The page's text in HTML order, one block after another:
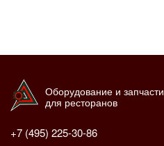
Оборудование и запчасти
для ресторанов
+7 (495) 225-30-86